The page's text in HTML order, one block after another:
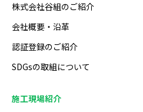
株式会社谷組のご紹介
会社概要・沿革
認証登録のご紹介
SDGsの取組について
施工現場紹介